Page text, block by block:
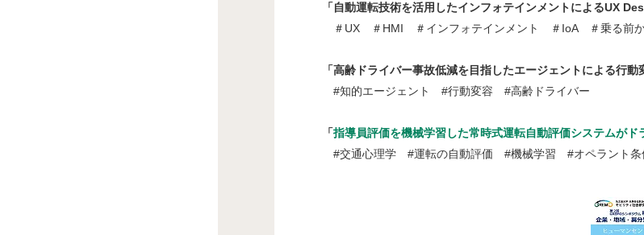
「自動運転技術を活用したインフォテインメントによるUX
＃UX ＃HMI ＃インフォテインメント ＃IoA ＃乗る前か
「高齢ドライバー事故低減を目指したエージェントによる行
#知的エージェント #行動変容 #高齢ドライバー
「指導員評価を機械学習した常時式運転自動評価システムがド
#交通心理学 #運転の自動評価 #機械学習 #オペラント条